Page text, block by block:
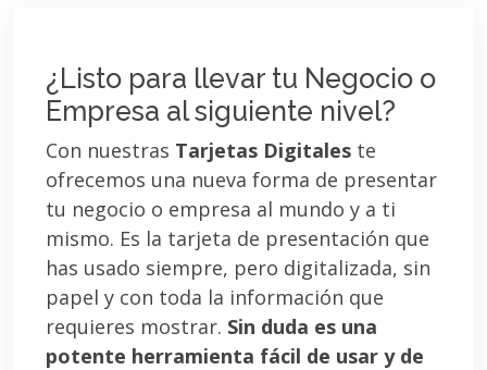
¿Listo para llevar tu Negocio o
Empresa al siguiente nivel?
Con nuestras Tarjetas Digitales te
ofrecemos una nueva forma de presentar
tu negocio o empresa al mundo y a ti
mismo. Es la tarjeta de presentación que
has usado siempre, pero digitalizada, sin
papel y con toda la información que
requieres mostrar. Sin duda es una
potente herramienta fácil de usar y de